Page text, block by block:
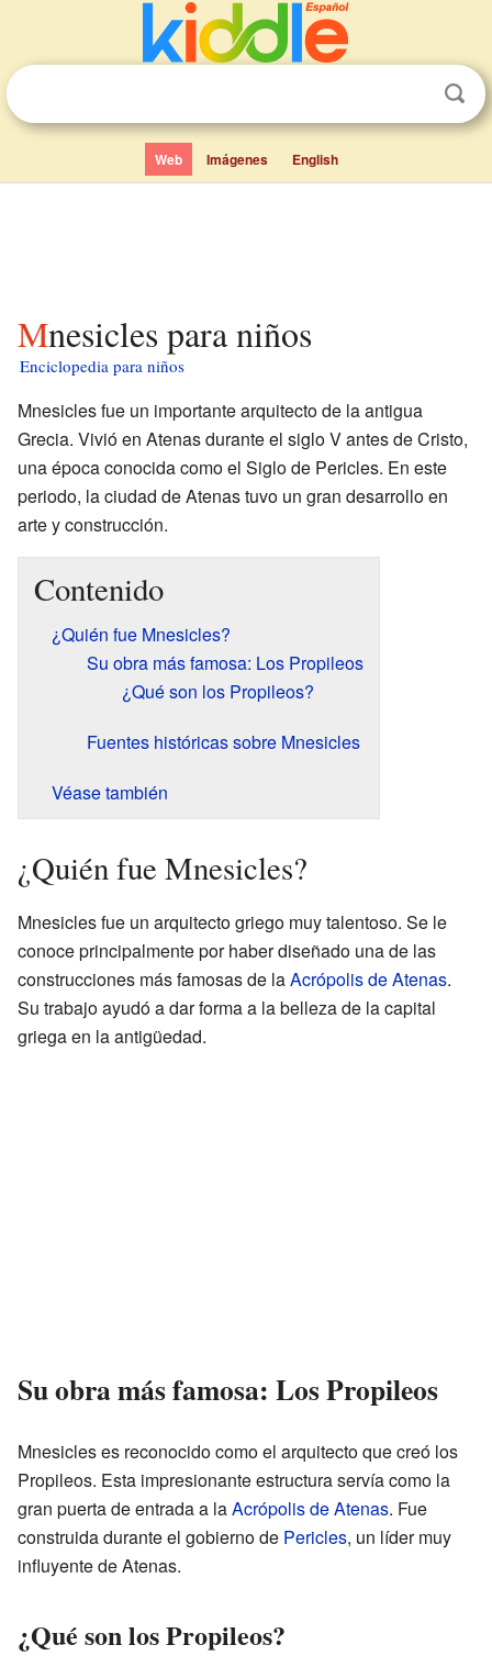
Web Imágenes English
Mnesicles para niños
Enciclopedia para niños
Mnesicles fue un importante arquitecto de la antigua
Grecia. Vivió en Atenas durante el siglo V antes de Cristo,
una época conocida como el Siglo de Pericles. En este
periodo, la ciudad de Atenas tuvo un gran desarrollo en
arte y construcción.
Contenido
¿Quién fue Mnesicles?
Su obra más famosa: Los Propileos
¿Qué son los Propileos?
Fuentes históricas sobre Mnesicles
Véase también
¿Quién fue Mnesicles?
Mnesicles fue un arquitecto griego muy talentoso. Se le
conoce principalmente por haber diseñado una de las
construcciones más famosas de laAcrópolis de Atenas.
Su trabajo ayudó a dar forma a la belleza de la capital
griega en la antigüedad.
Su obra más famosa: Los Propileos
Mnesicles es reconocido como el arquitecto que creó los
Propileos. Esta impresionante estructura servía como la
gran puerta de entrada a laAcrópolis de Atenas. Fue
construida durante el gobierno de Pericles, un líder muy
influyente de Atenas.
¿Qué son los Propileos?